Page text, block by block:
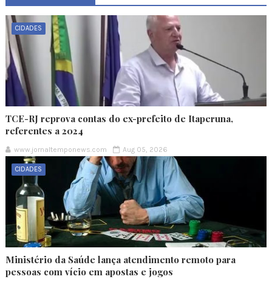
CIDADES
TCE-RJ reprova contas do ex-prefeito de Itaperuna,
referentes a 2024
www.jornaltemponews.com Aug 05, 2026
CIDADES
Ministério da Saúde lança atendimento remoto para
pessoas com vício em apostas e jogos